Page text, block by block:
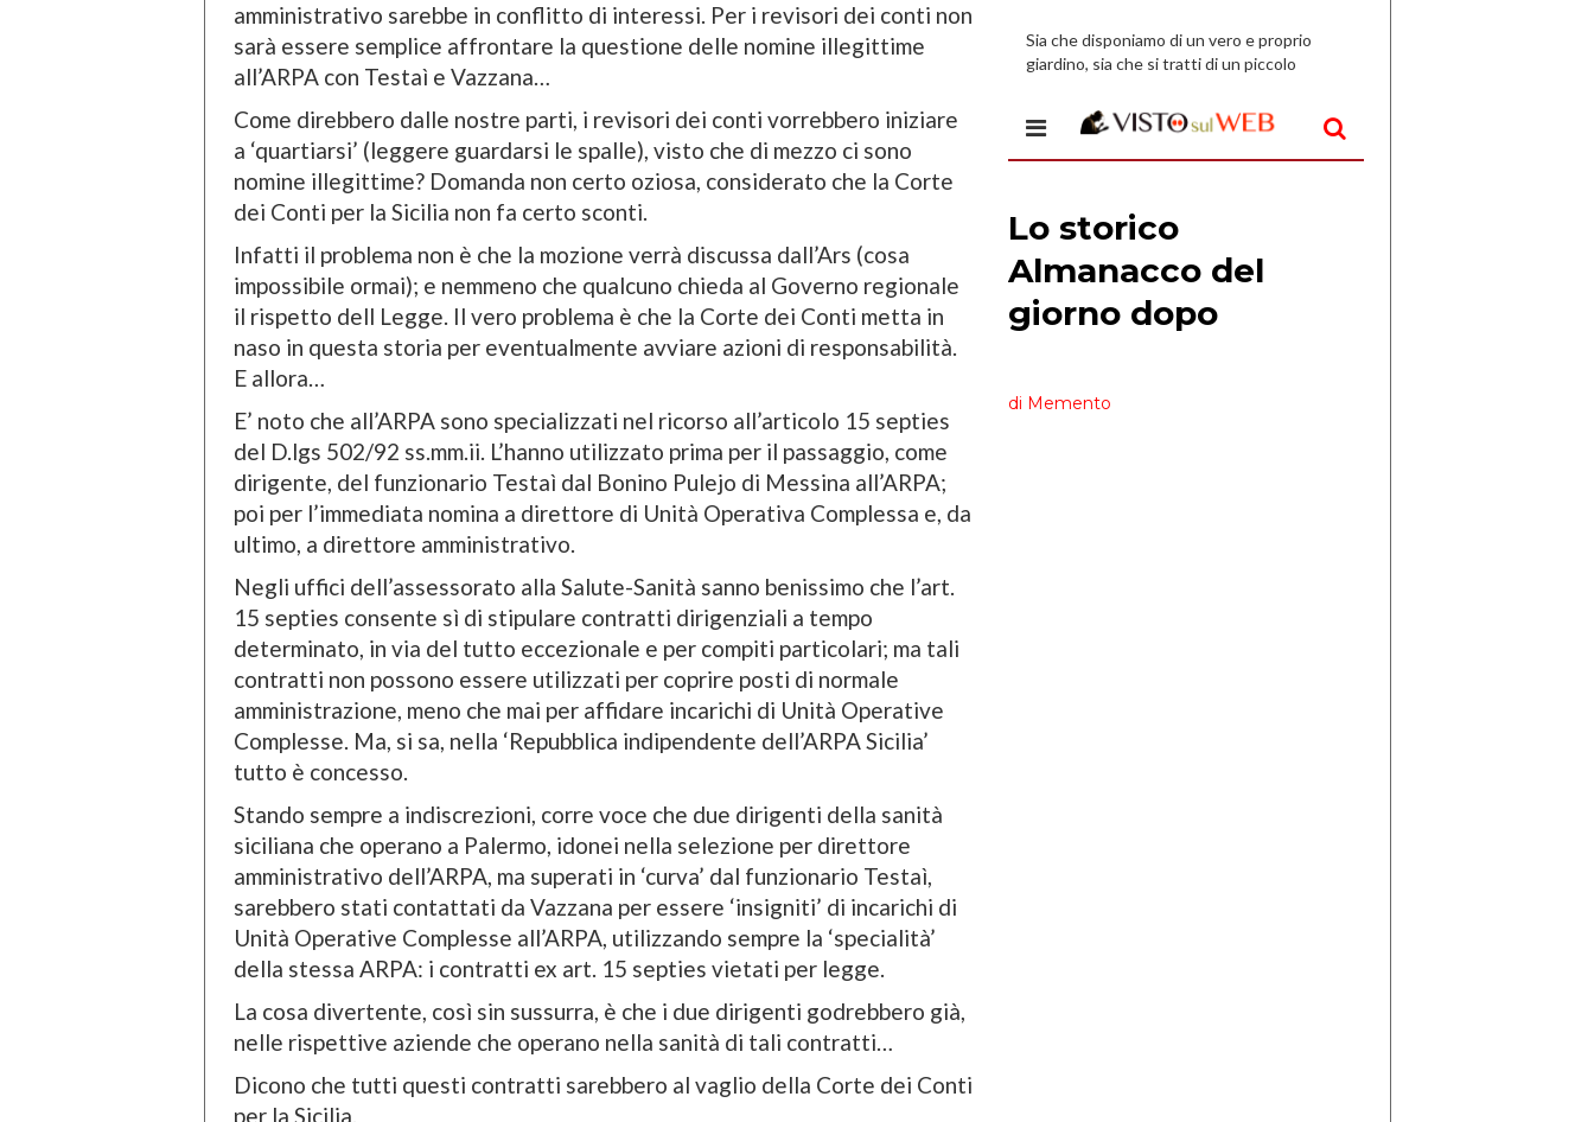
amministrativo sarebbe in conflitto di interessi. Per i revisori dei conti non
sarà essere semplice affrontare la questione delle nomine illegittime
all’ARPA con Testaì e Vazzana…
Come direbbero dalle nostre parti, i revisori dei conti vorrebbero iniziare
a ‘quartiarsi’ (leggere guardarsi le spalle), visto che di mezzo ci sono
nomine illegittime? Domanda non certo oziosa, considerato che la Corte
dei Conti per la Sicilia non fa certo sconti.
Infatti il problema non è che la mozione verrà discussa dall’Ars (cosa
impossibile ormai); e nemmeno che qualcuno chieda al Governo regionale
il rispetto dell Legge. Il vero problema è che la Corte dei Conti metta in
naso in questa storia per eventualmente avviare azioni di responsabilità.
E allora…
E’ noto che all’ARPA sono specializzati nel ricorso all’articolo 15 septies
del D.lgs 502/92 ss.mm.ii. L’hanno utilizzato prima per il passaggio, come
dirigente, del funzionario Testaì dal Bonino Pulejo di Messina all’ARPA;
poi per l’immediata nomina a direttore di Unità Operativa Complessa e, da
ultimo, a direttore amministrativo.
Negli uffici dell’assessorato alla Salute-Sanità sanno benissimo che l’art.
15 septies consente sì di stipulare contratti dirigenziali a tempo
determinato, in via del tutto eccezionale e per compiti particolari; ma tali
contratti non possono essere utilizzati per coprire posti di normale
amministrazione, meno che mai per affidare incarichi di Unità Operative
Complesse. Ma, si sa, nella ‘Repubblica indipendente dell’ARPA Sicilia’
tutto è concesso.
Stando sempre a indiscrezioni, corre voce che due dirigenti della sanità
siciliana che operano a Palermo, idonei nella selezione per direttore
amministrativo dell’ARPA, ma superati in ‘curva’ dal funzionario Testaì,
sarebbero stati contattati da Vazzana per essere ‘insigniti’ di incarichi di
Unità Operative Complesse all’ARPA, utilizzando sempre la ‘specialità’
della stessa ARPA: i contratti ex art. 15 septies vietati per legge.
La cosa divertente, così sin sussurra, è che i due dirigenti godrebbero già,
nelle rispettive aziende che operano nella sanità di tali contratti…
Dicono che tutti questi contratti sarebbero al vaglio della Corte dei Conti
per la Sicilia.
Sia che disponiamo di un vero e proprio
giardino, sia che si tratti di un piccolo